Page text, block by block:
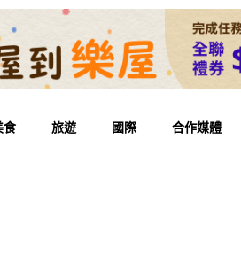
食 旅遊 國際 合作媒體